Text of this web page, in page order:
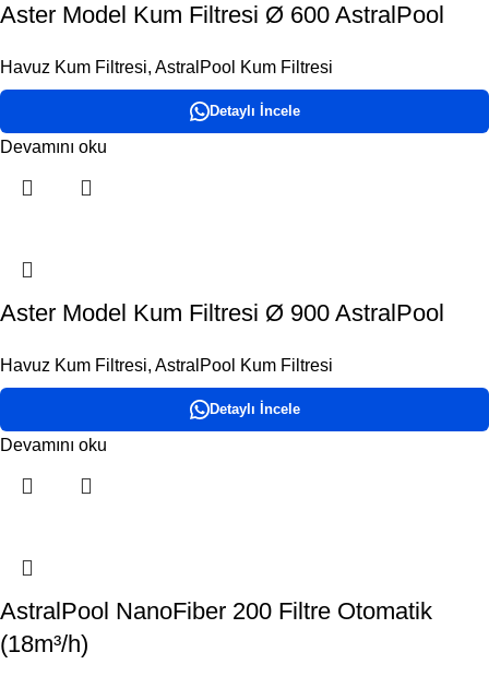
Aster Model Kum Filtresi Ø 600 AstralPool
Havuz Kum Filtresi, AstralPool Kum Filtresi
Detaylı İncele
Devamını oku
Aster Model Kum Filtresi Ø 900 AstralPool
Havuz Kum Filtresi, AstralPool Kum Filtresi
Detaylı İncele
Devamını oku
AstralPool NanoFiber 200 Filtre Otomatik
(18m³/h)